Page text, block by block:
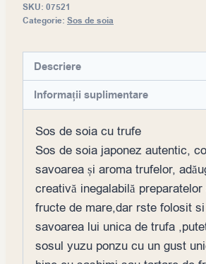
SKU: 07521
Categorie: Sos de soia
Descriere
Informații suplimentare
Sos de soia cu trufe
Sos de soia japonez autentic,
savoarea și aroma trufelor,
creativă inegalabilă preparatelor
fructe de mare,dar rste folosit
savoarea lui unica de trufa
sosul yuzu ponzu cu un gust